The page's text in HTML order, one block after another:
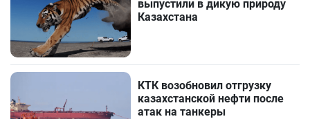
выпустили в дикую природу
Казахстана
КТК возобновил отгрузку
казахстанской нефти после
атак на танкеры